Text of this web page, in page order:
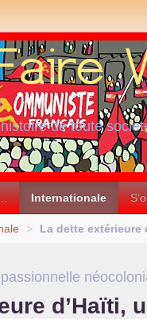
de toute
Internationale
> La dette extérieure
d’Haïti,